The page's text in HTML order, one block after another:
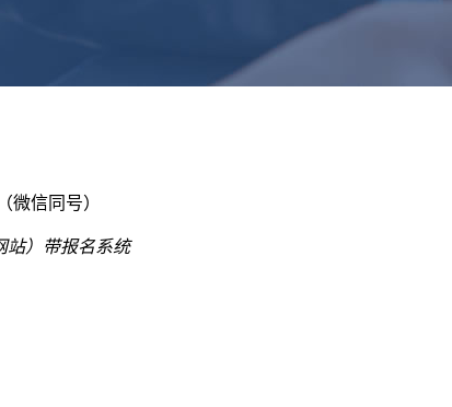
微信同号）
站）带报名系统